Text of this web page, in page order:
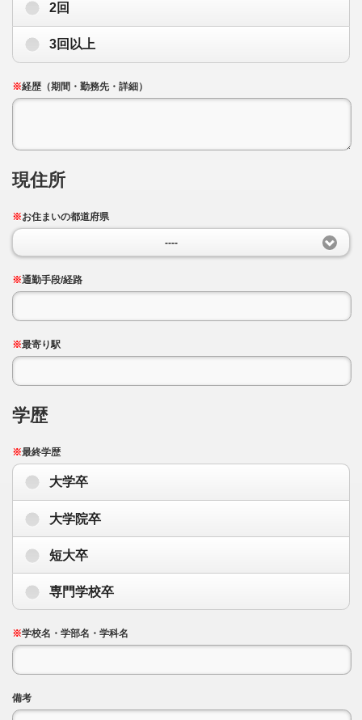
2回
3回以上
※経歴（期間・勤務先・詳細）
現住所
※お住まいの都道府県
----
※通勤手段/経路
※最寄り駅
学歴
※最終学歴
大学卒
大学院卒
短大卒
専門学校卒
※学校名・学部名・学科名
備考